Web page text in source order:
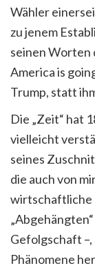
Wähler
zu jenem
seinen Worten
America is
Trump, statt
Die „Zeit“ hat
vielleicht
seines
die auch von
wirtschaftliche
Gefolgschaft
Phänomene